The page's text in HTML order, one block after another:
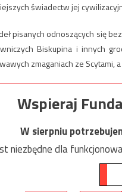
świadectw jej
pisanych odnoszących się
Biskupina i innych
zmaganiach ze Scytami,
Wspieraj
W sierpniu
niezbędne dla